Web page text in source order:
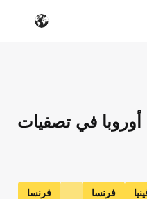
في تصفيات
فرنسا
فرنسا